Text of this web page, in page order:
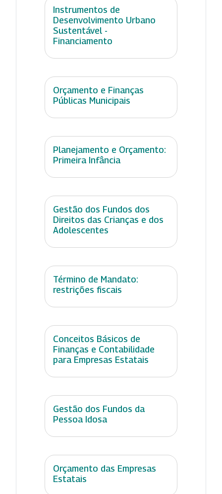
Instrumentos de
Desenvolvimento Urbano
Sustentável -
Financiamento
Orçamento e Finanças
Públicas Municipais
Planejamento e Orçamento:
Primeira Infância
Gestão dos Fundos dos
Direitos das Crianças e dos
Adolescentes
Término de Mandato:
restrições fiscais
Conceitos Básicos de
Finanças e Contabilidade
para Empresas Estatais
Gestão dos Fundos da
Pessoa Idosa
Orçamento das Empresas
Estatais